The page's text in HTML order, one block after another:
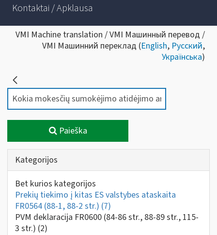
Kontaktai / Apklausa
VMI Machine translation / VMI Машинный перевод /
VMI Машинний переклад (English, Русский,
Українська)
Paieška
Kategorijos
Bet kurios kategorijos
Prekių tiekimo į kitas ES valstybes ataskaita
FR0564 (88-1, 88-2 str.) (7)
PVM deklaracija FR0600 (84-86 str., 88-89 str., 115-
3 str.) (2)